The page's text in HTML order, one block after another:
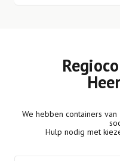
We hebben containers
Hulp nodig met